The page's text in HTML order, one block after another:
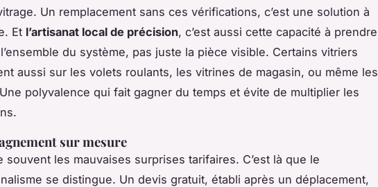
Un remplacement sans ces vérifications, c’est une solution à
Et l’artisanat local de précision, c’est aussi cette capacité à prendre
du système, pas juste la pièce visible. Certains vitriers
aussi sur les volets roulants, les vitrines de magasin, ou même les
polyvalence qui fait gagner du temps et évite de multiplier les
sur mesure
souvent les mauvaises surprises tarifaires. C’est là que le
se distingue. Un devis gratuit, établi après un déplacement,